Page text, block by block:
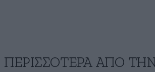
ΠΕΡΙΣΣΟΤΕΡΑ ΑΠΟ